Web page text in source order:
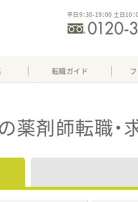
平日9：30-19：00 土日10：
転職ガイド
の薬剤師転職・